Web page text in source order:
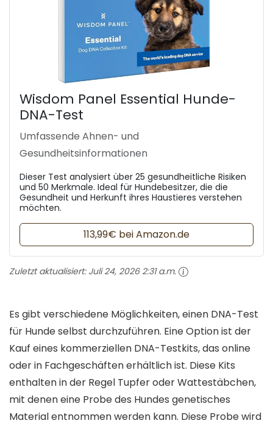
Wisdom Panel Essential Hunde-
DNA-Test
Umfassende Ahnen- und
Gesundheitsinformationen
Dieser Test analysiert über 25 gesundheitliche Risiken
und 50 Merkmale. Ideal für Hundebesitzer, die die
Gesundheit und Herkunft ihres Haustieres verstehen
möchten.
113,99€ bei Amazon.de
Zuletzt aktualisiert: Juli 24, 2026 2:31 a.m.
Es gibt verschiedene Möglichkeiten, einen DNA-Test
für Hunde selbst durchzuführen. Eine Option ist der
Kauf eines kommerziellen DNA-Testkits, das online
oder in Fachgeschäften erhältlich ist. Diese Kits
enthalten in der Regel Tupfer oder Wattestäbchen,
mit denen eine Probe des Hundes genetisches
Material entnommen werden kann. Diese Probe wird